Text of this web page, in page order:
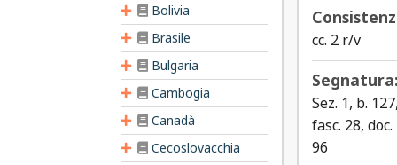
Bolivia
Brasile
Bulgaria
Cambogia
Canadà
Cecoslovacchia
cc. 2 r/v
Sez. 1, b.
fasc. 28, doc.
96